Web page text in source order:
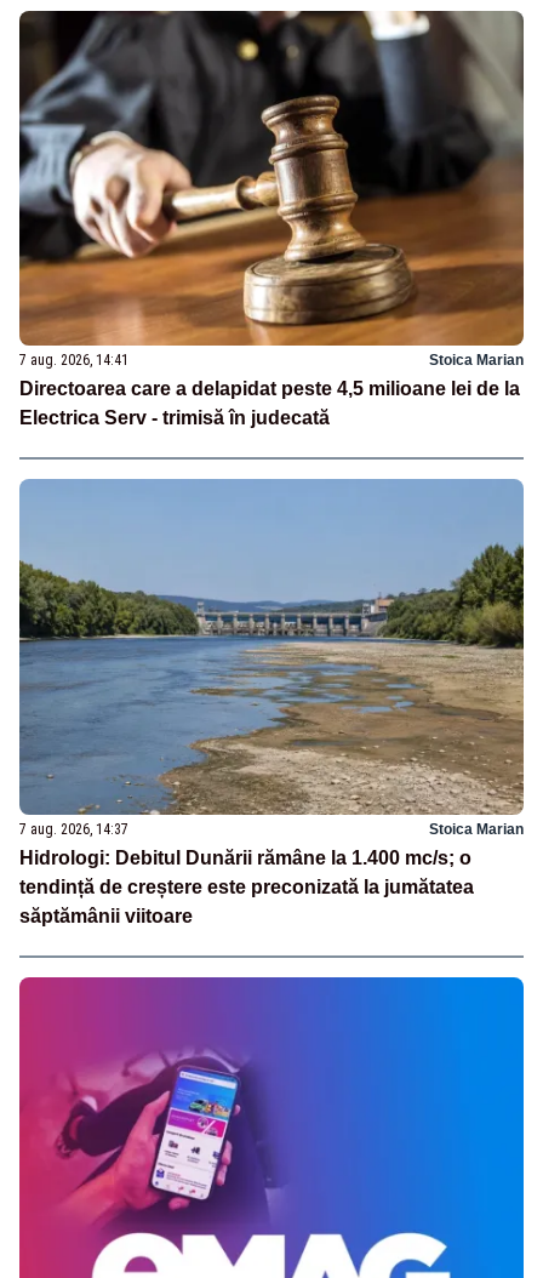
7 aug. 2026, 14:41 Stoica Marian
Directoarea care a delapidat peste 4,5 milioane lei de la
Electrica Serv - trimisă în judecată
7 aug. 2026, 14:37 Stoica Marian
Hidrologi: Debitul Dunării rămâne la 1.400 mc/s; o
tendință de creștere este preconizată la jumătatea
săptămânii viitoare